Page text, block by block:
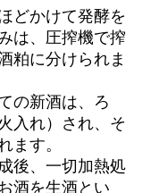
かけて発酵を
は、圧搾機で搾
粕に分けられま
新酒は、ろ
入れ）され、そ
ます。
、一切加熱処
酒を生酒とい